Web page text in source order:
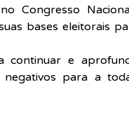
Congresso
bases eleitorais
continuar e
para a